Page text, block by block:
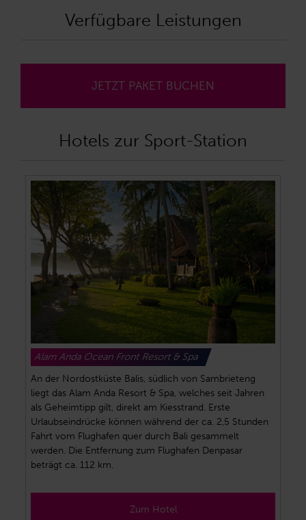
Verfügbare Leistungen
JETZT PAKET BUCHEN
Hotels zur Sport-Station
Alam Anda Ocean Front Resort & Spa
An der Nordostküste Balis, südlich von Sambrieteng
liegt das Alam Anda Resort & Spa, welches seit Jahren
als Geheimtipp gilt, direkt am Kiesstrand. Erste
Urlaubseindrücke können während der ca. 2,5 Stunden
Fahrt vom Flughafen quer durch Bali gesammelt
werden. Die Entfernung zum Flughafen Denpasar
beträgt ca. 112 km.
Zum Hotel